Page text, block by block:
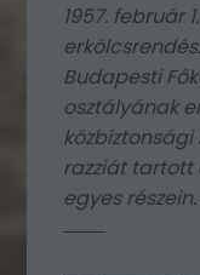
1957. február
Budapesti
osztályának
razziát tartott
egyes